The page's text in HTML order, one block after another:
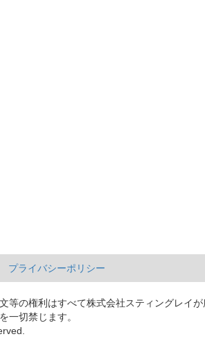
プライバシーポリシー
等の権利はすべて株式会社スティングレイが
一切禁じます。